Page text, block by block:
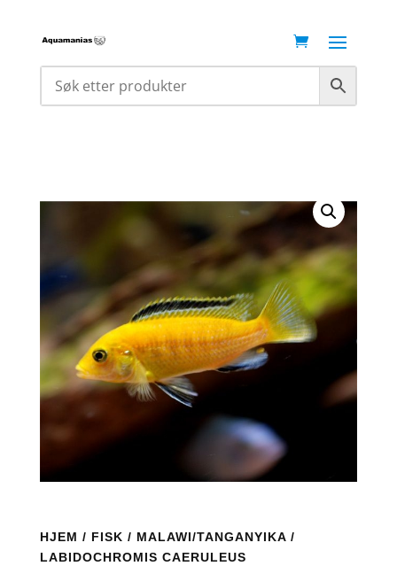
HJEM / FISK / MALAWI/TANGANYIKA/
LABIDOCHROMIS CAERULEUS